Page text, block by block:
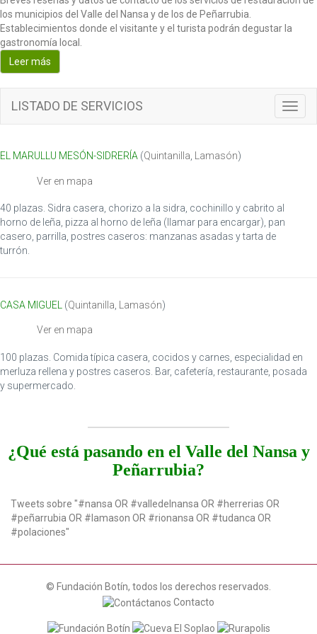
los municipios del Valle del Nansa y de los de Peñarrubia.
Establecimientos donde el visitante y el turista podrán degustar la
gastronomía local.
Leer más
T
o
LISTADO DE SERVICIOS
EL MARULLU MESÓN-SIDRERÍA (Quintanilla, Lamasón)
Ver en mapa
40 plazas. Sidra casera, chorizo a la sidra, cochinillo y cabrito al
horno de leña, pizza al horno de leña (llamar para encargar), pan
casero, parrilla, postres caseros: manzanas asadas y tarta de
turrón.
CASA MIGUEL (Quintanilla Lamasón)
Ver en mapa
100 plazas. Comida típica casera, cocidos y carnes, especialidad en
merluza rellena y postres caseros. Bar, cafetería, restaurante, posada
y supermercado.
¿Qué está pasando en el Valle del Nansa y
Peñarrubia?
Tweets sobre "#nansa OR #valledelnansa OR #herrerias OR
#peñarrubia OR #lamason OR #rionansa OR #tudanca OR
#polaciones"
© Fundación Botín, todos los derechos reservados.
Contacto